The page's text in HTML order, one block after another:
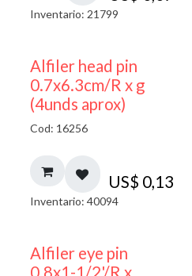
Inventario: 21799
Alfiler head pin
0.7x6.3cm/R x g
(4unds aprox)
Cod: 16256
US$ 0,13
Inventario: 40094
Alfiler eye pin